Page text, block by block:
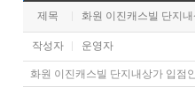
제목 화원 이진캐스빌 단지
작성자 운영자
화원 이진캐스빌 단지내상가 입점